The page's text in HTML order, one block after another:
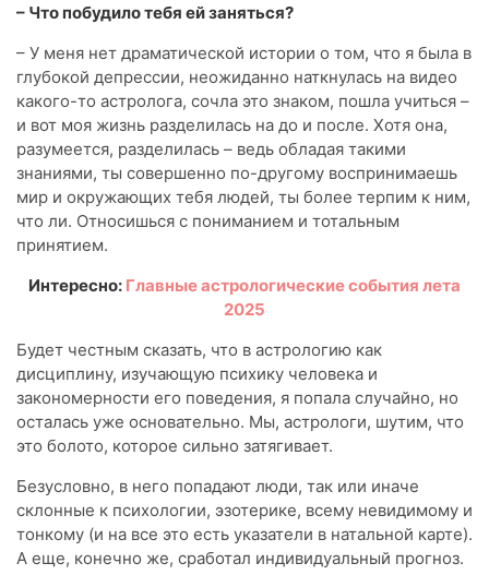
– Что побудило тебя ей заняться?
– У меня нет драматической истории о том, что я была в
глубокой депрессии, неожиданно наткнулась на видео
какого-то астролога, сочла это знаком, пошла учиться –
и вот моя жизнь разделилась на до и после. Хотя она,
разумеется, разделилась – ведь обладая такими
знаниями, ты совершенно по-другому воспринимаешь
мир и окружающих тебя людей, ты более терпим к ним,
что ли. Относишься с пониманием и тотальным
принятием.
Интересно: Главные астрологические события лета
2025
Будет честным сказать, что в астрологию как
дисциплину, изучающую психику человека и
закономерности его поведения, я попала случайно, но
осталась уже основательно. Мы, астрологи, шутим, что
это болото, которое сильно затягивает.
Безусловно, в него попадают люди, так или иначе
склонные к психологии, эзотерике, всему невидимому и
тонкому (и на все это есть указатели в натальной карте).
А еще, конечно же, сработал индивидуальный прогноз.